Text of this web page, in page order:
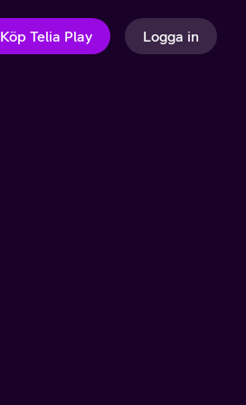
Köp Telia Play Logga in